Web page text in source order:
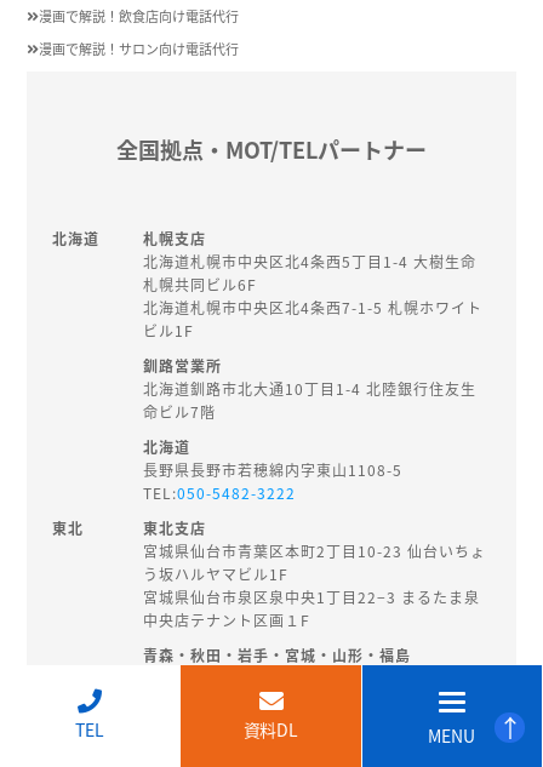
↑
漫画で解説！飲食店向け電話代行
漫画で解説！サロン向け電話代行
全国拠点・MOT/TELパートナー
北海道
札幌支店
北海道札幌市中央区北4条西5丁目1-4 大樹生命
札幌共同ビル6F
北海道札幌市中央区北4条西7-1-5 札幌ホワイト
ビル1F
釧路営業所
北海道釧路市北大通10丁目1-4 北陸銀行住友生
命ビル7階
北海道
長野県長野市若穂綿内字東山1108-5
TEL:050-5482-3222
東北
東北支店
宮城県仙台市青葉区本町2丁目10-23 仙台いちょ
う坂ハルヤマビル1F
宮城県仙台市泉区泉中央1丁目22−3 まるたま泉
中央店テナント区画１F
青森・秋田・岩手・宮城・山形・福島
018-874-8202
北陸・
TEL 資料DL MENU